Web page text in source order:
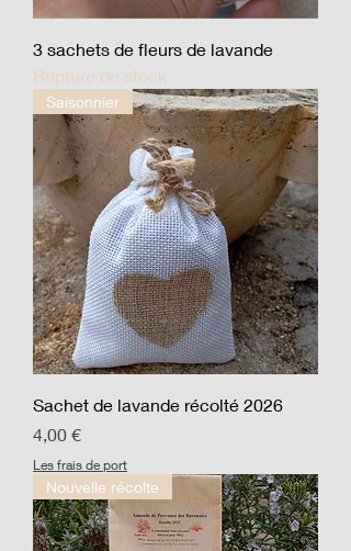
3 sachets de fleurs de lavande
Rupture de stock
Saisonnier
Sachet de lavande récolté 2026
Prix
4,00 €
Les frais de port
Nouvelle récolte